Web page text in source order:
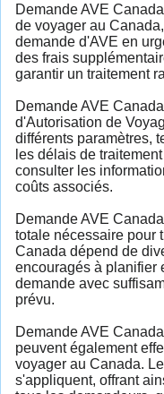
Demande AVE
de voyager au
demande d'AVE en
des frais
garantir un traitement
Demande AVE
d'Autorisation de
différents paramètres,
les délais de
consulter les
coûts associés.
Demande AVE
totale nécessaire pour
Canada dépend de
encouragés à planifier
demande avec
prévu.
Demande AVE
peuvent également
voyager au Canada.
s'appliquent, offrant